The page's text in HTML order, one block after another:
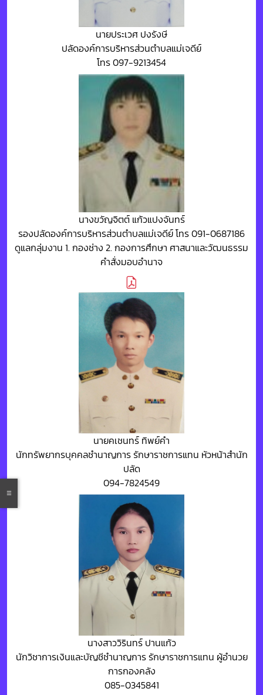
นายประเวศ ปงรังษี
ปลัดองค์การบริหารส่วนตำบลแม่เจดีย์
โทร 097-9213454
นางขวัญจิตต์ แก้วแปงจันทร์
รองปลัดองค์การบริหารส่วนตำบลแม่เจดีย์ โทร 091-0687186
ดูแลกลุ่มงาน 1. กองช่าง 2. กองการศึกษา ศาสนาและวัฒนธรรม
คำสั่งมอบอำนาจ
นายคเชนทร์ ทิพย์คำ
นักทรัพยากรบุคคลชำนาญการ รักษาราชการแทน หัวหน้าสำนัก
ปลัด
094-7824549
นางสาววิรินทร์ ปานแก้ว
นักวิชาการเงินและบัญชีชำนาญการ รักษาราชการแทน ผู้อำนวย
การกองคลัง
085-0345841